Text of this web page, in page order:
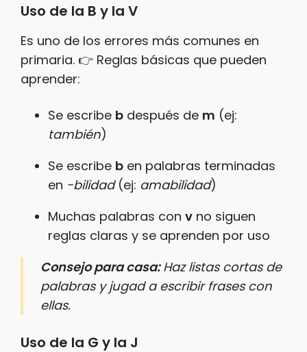
Uso de la B y la V
Es uno de los errores más comunes en
primaria. 👉 Reglas básicas que pueden
aprender:
Se escribe b después de m (ej:
también)
Se escribe b en palabras terminadas
en -bilidad(ej: amabilidad)
Muchas palabras con v no siguen
reglas claras y se aprenden por uso
Consejo para casa:Haz listas cortas de
palabras y jugad a escribir frases con
ellas.
Uso de la G y la J